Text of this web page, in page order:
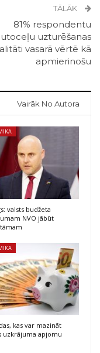
TĀLĀK
81% respondentu
uzturēšanas
vasarā vērtē kā
apmierinošu
Vairāk No Autora
valsts budžeta
NVO jābūt
kas var mazināt
uzkrājuma apjomu